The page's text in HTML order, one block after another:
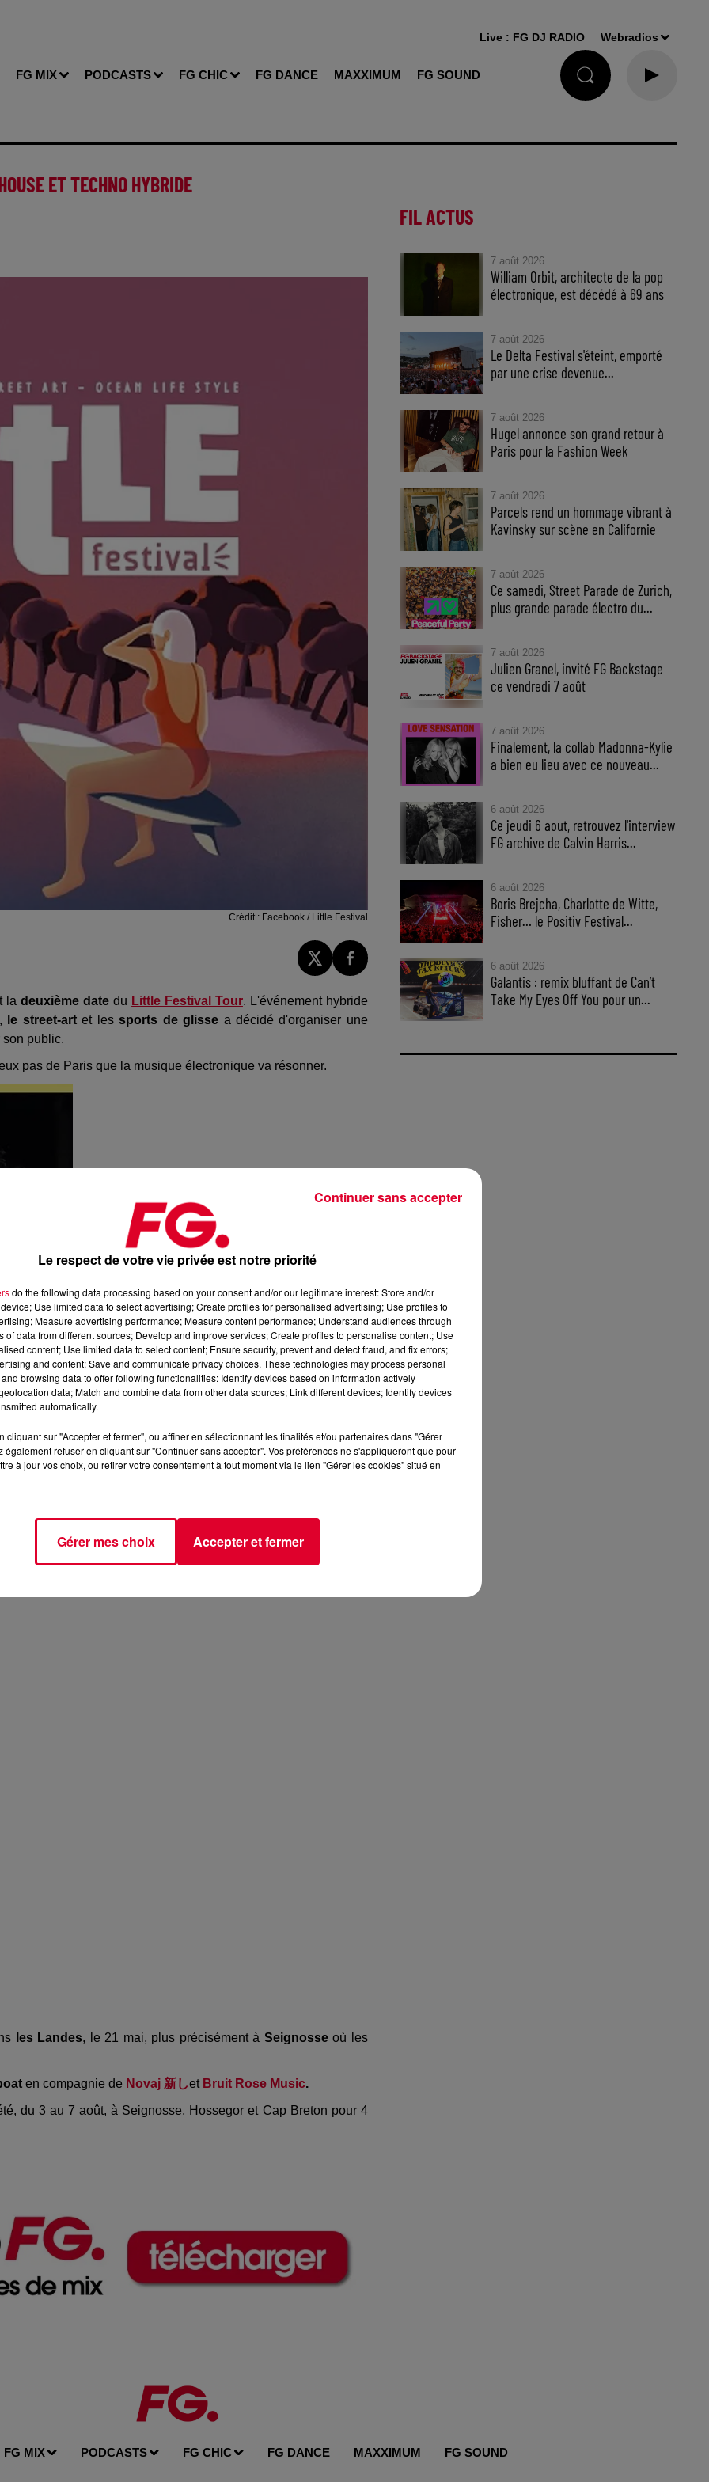
FG MIX PODCASTS FG CHIC FG DANCE MAXXIMUM FG SOUND
Live : FG DJ RADIO Webradios
ET TECHNO HYBRIDE
Crédit : Facebook / Little Festival
ladeuxième date du Little Festival Tour. L'événement hybride
, le street-artet lessports de glisse a décidé d'organiser une
public.
pas de Paris que la musique électronique va résonner.
fonderie et ses 200m² de jardin. Vous retrouverez aux
progressive et mélodiquequi sera d’ailleurs l’invité d’Antoine
Family
les Landes, le 21 mai, plus précisément à Seignosseoù les
en compagnie de Novaj 新しet Bruit Rose Music.
du 3 au 7 août, à Seignosse, Hossegor et Cap Breton pour 4
FIL ACTUS
7 août 2026
William Orbit, architecte de la pop
électronique, est décédé à 69 ans
7 août 2026
Le Delta Festival s'éteint, emporté
par une crise devenue...
7 août 2026
Hugel annonce son grand retour à
Paris pour la Fashion Week
7 août 2026
Parcels rend un hommage vibrant à
Kavinsky sur scène en Californie
7 août 2026
Ce samedi, Street Parade de Zurich,
plus grande parade électro du...
7 août 2026
Julien Granel, invité FG Backstage
ce vendredi 7 août
7 août 2026
Finalement, la collab Madonna-Kylie
a bien eu lieu avec ce nouveau...
6 août 2026
Ce jeudi 6 aout, retrouvez l'interview
FG archive de Calvin Harris...
6 août 2026
Boris Brejcha, Charlotte de Witte,
Fisher… le Positiv Festival...
6 août 2026
Galantis : remix bluffant de Can’t
Take My Eyes Off You pour un...
FG MIX PODCASTS FG CHIC FG DANCE MAXXIMUM FG SOUND
Le respect de votre vie privée est notre priorité
do the following data processing based on your consent and/or our legitimate interest: Store and/or
Use limited data to select advertising; Create profiles for personalised advertising; Use profiles to
Measure advertising performance; Measure content performance; Understand audiences through
of data from different sources; Develop and improve services; Create profiles to personalise content; Use
content; Use limited data to select content; Ensure security, prevent and detect fraud, and fix errors;
and content; Save and communicate privacy choices. These technologies may process personal
browsing data to offer following functionalities: Identify devices based on information actively
data; Match and combine data from other data sources; Link different devices; Identify devices
automatically.
cliquant sur "Accepter et fermer", ou affiner en sélectionnant les finalités et/ou partenaires dans "Gérer
également refuser en cliquant sur "Continuer sans accepter". Vos préférences ne s'appliqueront que pour
à jour vos choix, ou retirer votre consentement à tout moment via le lien "Gérer les cookies" situé en
Gérer mes choix Accepter et fermer
Continuer sans accepter